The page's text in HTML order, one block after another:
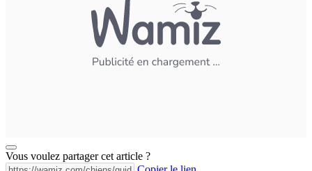
Vous voulez partager cet article ?